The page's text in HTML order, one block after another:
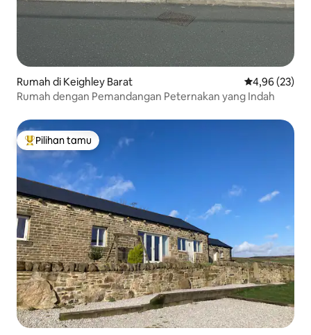
Rumah di Keighley Barat Nilai rata-rata
4,96 (23)
Rumah dengan Pemandangan Peternakan yang Indah
Pilihan tamu terpopuler
Pilihan tamu